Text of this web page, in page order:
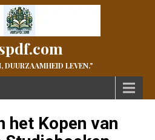
DUURZAAMHEID LEVEN."
het Kopen van